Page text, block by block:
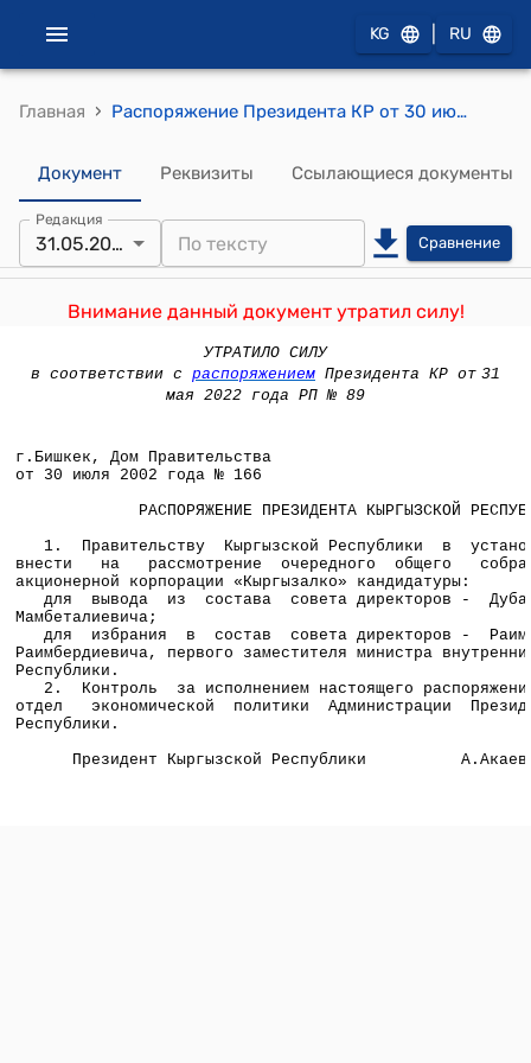
KG RU
Главная › Распоряжение Президента КР от 30 июля 2002 года №166 (О Совете директоров АО)
Документ Реквизиты Ссылающиеся документы
Редакция
31.05.2022 Сравнение
Внимание данный документ утратил силу!